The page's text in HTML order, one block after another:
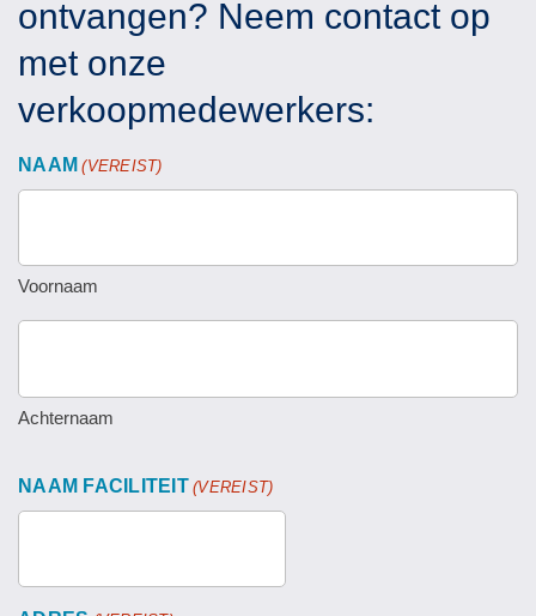
ontvangen? Neem contact op
met onze
verkoopmedewerkers:
NAAM (VEREIST)
Voornaam
Achternaam
NAAM FACILITEIT (VEREIST)